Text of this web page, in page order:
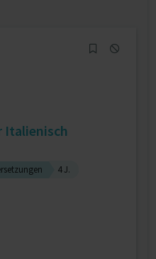
Italienisch
4 J.